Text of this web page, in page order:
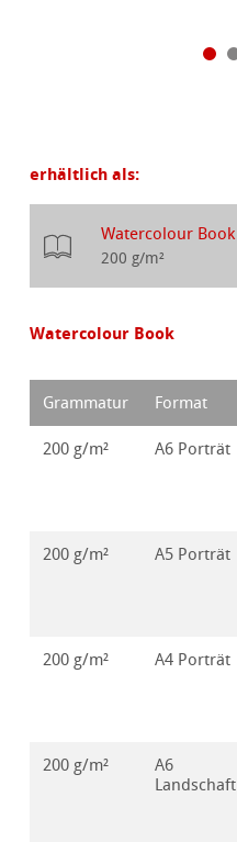
erhältlich als:
Watercolour Book
200 g/m²
Watercolour Book
Grammatur Format
200 g/m² A6 Porträt
200 g/m² A5 Porträt
200 g/m² A4 Porträt
200 g/m²
A6
Landschaft